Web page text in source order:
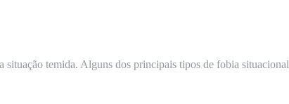
situação temida. Alguns dos principais tipos de fobia situacional